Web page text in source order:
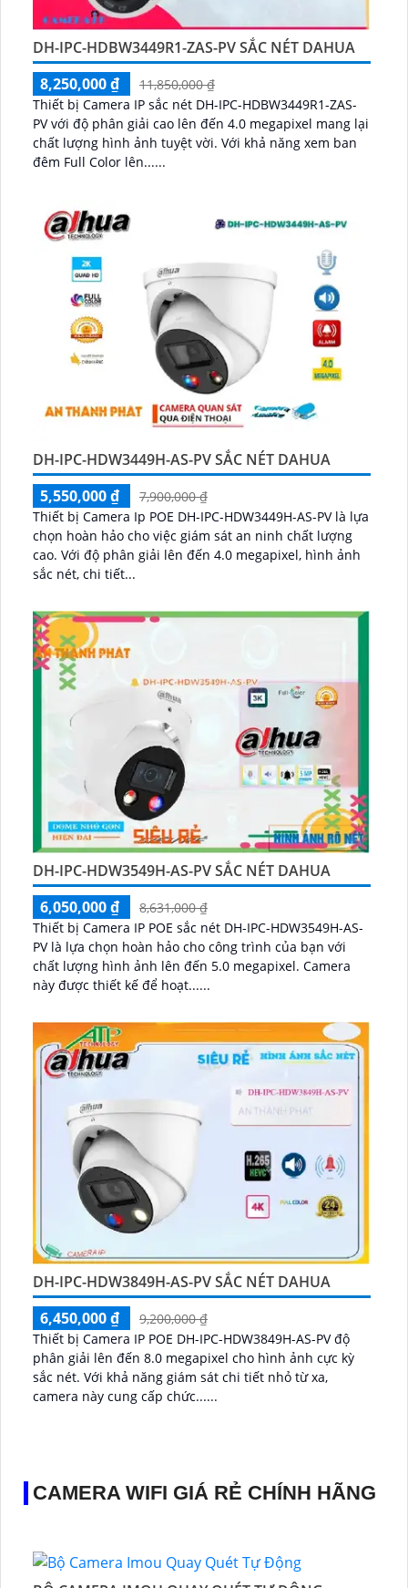
DH-IPC-HDBW3449R1-ZAS-PV SẮC NÉT DAHUA
8,250,000 ₫
11,850,000 ₫
Thiết bị Camera IP sắc nét DH-IPC-HDBW3449R1-ZAS-
PV với độ phân giải cao lên đến 4.0 megapixel mang lại
chất lượng hình ảnh tuyệt vời. Với khả năng xem ban
đêm Full Color lên......
DH-IPC-HDW3449H-AS-PV SẮC NÉT DAHUA
5,550,000 ₫
7,900,000 ₫
Thiết bị Camera Ip POE DH-IPC-HDW3449H-AS-PV là lựa
chọn hoàn hảo cho việc giám sát an ninh chất lượng
cao. Với độ phân giải lên đến 4.0 megapixel, hình ảnh
sắc nét, chi tiết...
DH-IPC-HDW3549H-AS-PV SẮC NÉT DAHUA
6,050,000 ₫
8,631,000 ₫
Thiết bị Camera IP POE sắc nét DH-IPC-HDW3549H-AS-
PV là lựa chọn hoàn hảo cho công trình của bạn với
chất lượng hình ảnh lên đến 5.0 megapixel. Camera
này được thiết kế để hoạt......
DH-IPC-HDW3849H-AS-PV SẮC NÉT DAHUA
6,450,000 ₫
9,200,000 ₫
Thiết bị Camera IP POE DH-IPC-HDW3849H-AS-PV độ
phân giải lên đến 8.0 megapixel cho hình ảnh cực kỳ
sắc nét. Với khả năng giám sát chi tiết nhỏ từ xa,
camera này cung cấp chức......
CAMERA WIFI GIÁ RẺ CHÍNH HÃNG